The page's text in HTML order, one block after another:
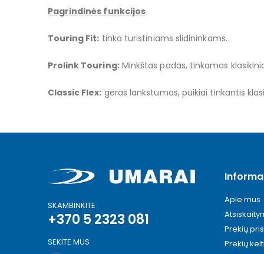
Pagrindinės funkcijos
Touring Fit: tinka turistiniams slidininkams.
Prolink Touring:Minkštas padas, tinkamas
Classic Flex: geras lankstumas, puikiai tinkantis
SKAMBINKITE
+370 5 2323 081
SEKITE MUS
Apie mus
Prekių
Prekių